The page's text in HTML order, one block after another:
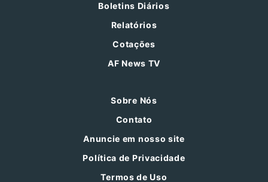
Boletins Diários
Relatórios
Cotações
AF News TV
Sobre Nós
Contato
Anuncie em nosso site
Política de Privacidade
Termos de Uso